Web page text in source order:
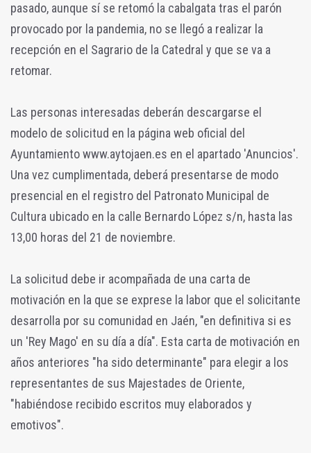
pasado, aunque sí se retomó la cabalgata tras el parón
provocado por la pandemia, no se llegó a realizar la
recepción en el Sagrario de la Catedral y que se va a
retomar.
Las personas interesadas deberán descargarse el
modelo de solicitud en la página web oficial del
Ayuntamiento www.aytojaen.es en el apartado 'Anuncios'.
Una vez cumplimentada, deberá presentarse de modo
presencial en el registro del Patronato Municipal de
Cultura ubicado en la calle Bernardo López s/n, hasta las
13,00 horas del 21 de noviembre.
La solicitud debe ir acompañada de una carta de
motivación en la que se exprese la labor que el solicitante
desarrolla por su comunidad en Jaén, "en definitiva si es
un 'Rey Mago' en su día a día". Esta carta de motivación en
años anteriores "ha sido determinante" para elegir a los
representantes de sus Majestades de Oriente,
"habiéndose recibido escritos muy elaborados y
emotivos".